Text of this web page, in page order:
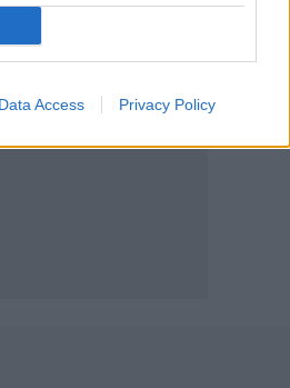
Data Access Privacy Policy